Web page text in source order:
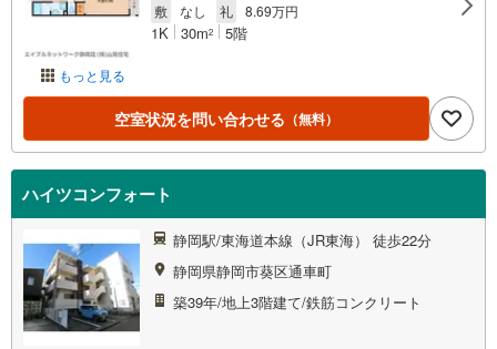
もっと見る
敷
なし 礼 8.69万円
1K 30m2 5階
空室状況を問い合わせる （無料）
ハイツコンフォート
静岡駅/東海道本線（JR東海） 徒歩22分
静岡県静岡市葵区通車町
築39年/地上3階建て/鉄筋コンクリート